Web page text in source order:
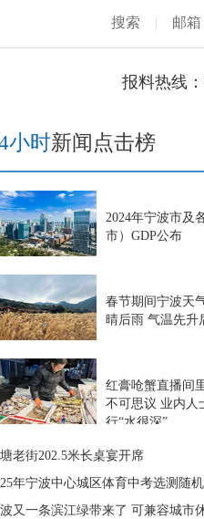
搜索 | 邮箱
报料热线
小时新闻点击榜
2024年宁波市及
市）GDP公布
春节期间宁波天
晴后雨 气温先升
红膏呛蟹直播间
不可思议 业内人
行“水很深”
老街202.5米长桌宴开席
年宁波中心城区体育中考选测随
又一条滨江绿带来了 可兼容城市